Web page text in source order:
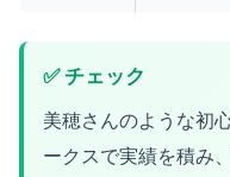
✅ チェック
美穂さんのような初
ークスで実績を積み